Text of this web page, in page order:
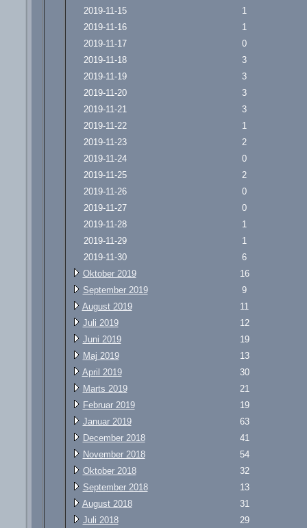
2019-11-15
1
2019-11-16
1
2019-11-17
0
2019-11-18
3
2019-11-19
3
2019-11-20
3
2019-11-21
3
2019-11-22
1
2019-11-23
2
2019-11-24
0
2019-11-25
2
2019-11-26
0
2019-11-27
0
2019-11-28
1
2019-11-29
1
2019-11-30
6
Oktober 2019
16
September 2019
9
August 2019
11
Juli 2019
12
Juni 2019
19
Maj 2019
13
April 2019
30
Marts 2019
21
Februar 2019
19
Januar 2019
63
December 2018
41
November 2018
54
Oktober 2018
32
September 2018
13
August 2018
31
Juli 2018
29